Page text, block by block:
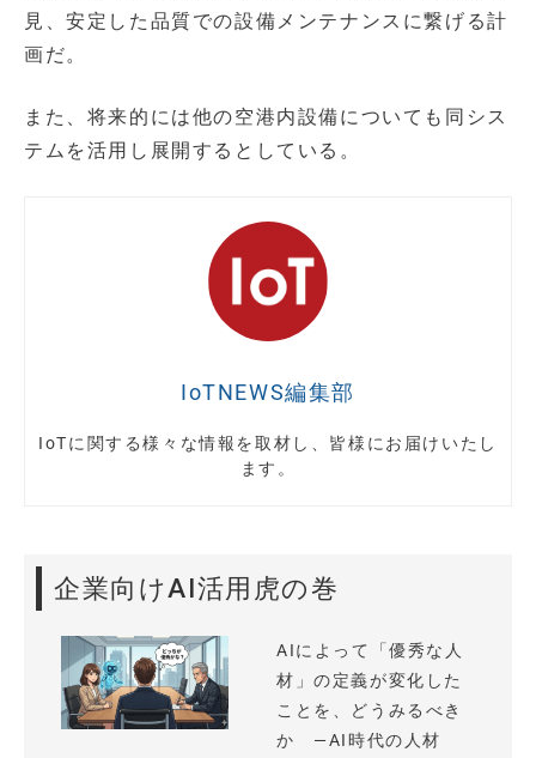
見、安定した品質での設備メンテナンスに繋げる計
画だ。
また、将来的には他の空港内設備についても同シス
テムを活用し展開するとしている。
IoTNEWS編集部
IoTに関する様々な情報を取材し、皆様にお届けいたし
ます。
企業向けAI活用虎の巻
AIによって「優秀な人
材」の定義が変化した
ことを、どうみるべき
か —AI時代の人材